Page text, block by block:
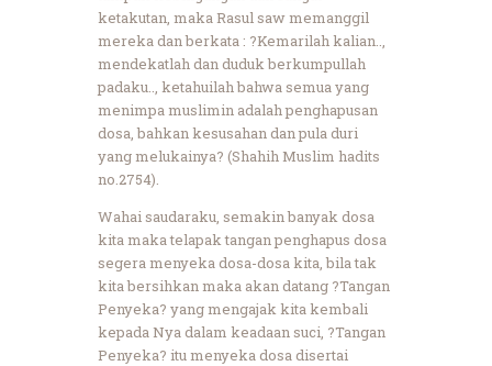
ketakutan, maka Rasul saw memanggil
mereka dan berkata : ?Kemarilah kalian..,
mendekatlah dan duduk berkumpullah
padaku.., ketahuilah bahwa semua yang
menimpa muslimin adalah penghapusan
dosa, bahkan kesusahan dan pula duri
yang melukainya? (Shahih Muslim hadits
no.2754).
Wahai saudaraku, semakin banyak dosa
kita maka telapak tangan penghapus dosa
segera menyeka dosa-dosa kita, bila tak
kita bersihkan maka akan datang ?Tangan
Penyeka? yang mengajak kita kembali
kepada Nya dalam keadaan suci, ?Tangan
Penyeka? itu menyeka dosa disertai